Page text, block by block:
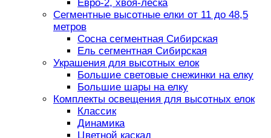
Евро-2, хвоя-леска
Сегментные высотные елки от 11 до 48,5
метров
Сосна сегментная Сибирская
Ель сегментная Сибирская
Украшения для высотных елок
Большие световые снежинки на елку
Большие шары на елку
Комплекты освещения для высотных елок
Классик
Динамика
Цветной каскад